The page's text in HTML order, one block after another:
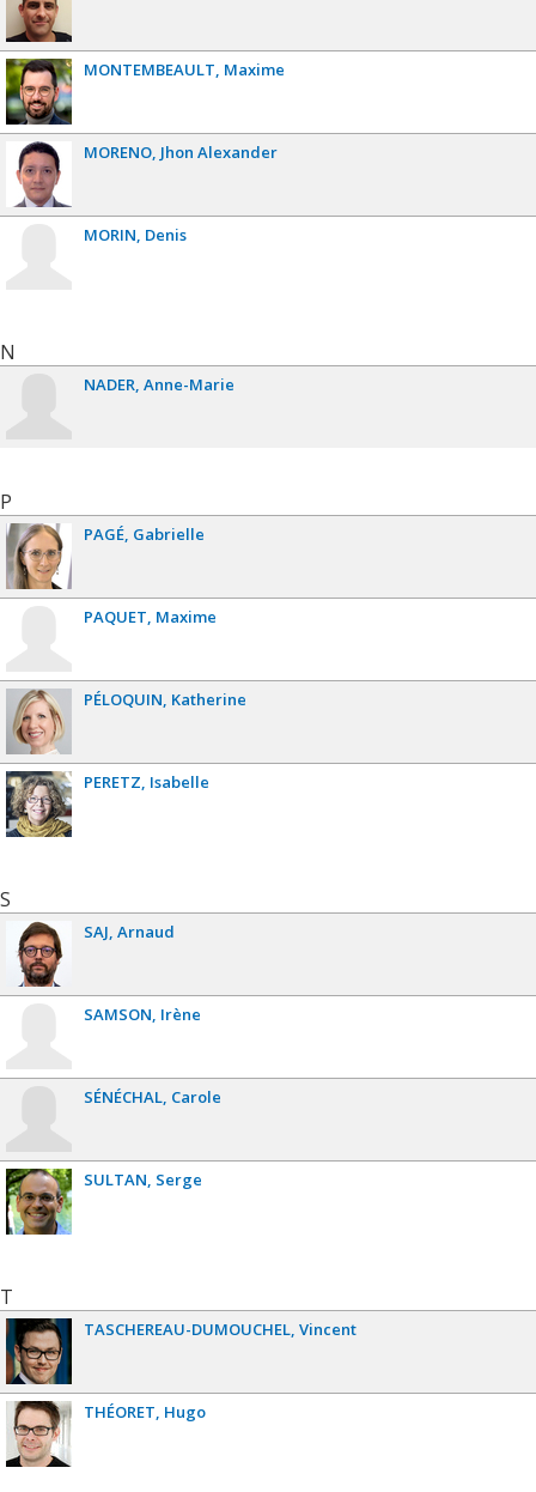
MONTEMBEAULT Maxime
MORENO Jhon Alexander
MORIN Denis
N
NADER Anne-Marie
P
PAGÉ Gabrielle
PAQUET Maxime
PÉLOQUIN Katherine
PERETZ Isabelle
S
SAJ Arnaud
SAMSON Irène
SÉNÉCHAL Carole
SULTAN Serge
T
TASCHEREAU-DUMOUCHEL Vincent
THÉORET Hugo